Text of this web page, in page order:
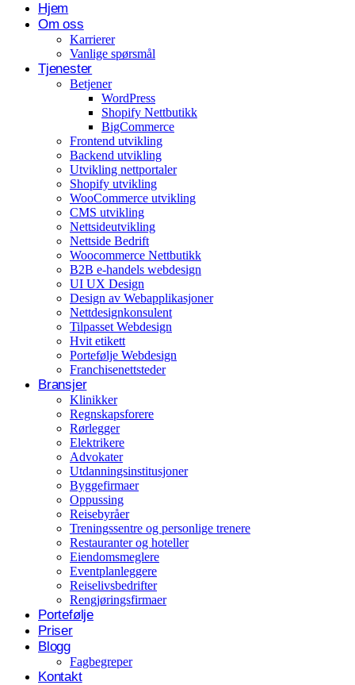
Hjem
Om oss
Karrierer
Vanlige spørsmål
Tjenester
Betjener
WordPress
Shopify Nettbutikk
BigCommerce
Frontend utvikling
Backend utvikling
Utvikling nettportaler
Shopify utvikling
WooCommerce utvikling
CMS utvikling
Nettsideutvikling
Nettside Bedrift
Woocommerce Nettbutikk
B2B e-handels webdesign
UI UX Design
Design av Webapplikasjoner
Nettdesignkonsulent
Tilpasset Webdesign
Hvit etikett
Portefølje Webdesign
Franchisenettsteder
Bransjer
Klinikker
Regnskapsforere
Rørlegger
Elektrikere
Advokater
Utdanningsinstitusjoner
Byggefirmaer
Oppussing
Reisebyråer
Treningssentre og personlige trenere
Restauranter og hoteller
Eiendomsmeglere
Eventplanleggere
Reiselivsbedrifter
Rengjøringsfirmaer
Portefølje
Priser
Blogg
Fagbegreper
Kontakt
Arrangementer og opplevelser
Eventplanleggere